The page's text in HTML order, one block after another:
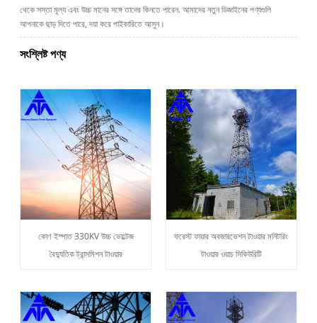
থেকে সস্তা মূল্য এবং উচ্চ মানের সঙ্গে তাদের কিনতে পারেন. আমাদের নতুন ডিজাইনের পণ্যগুলি
আপনাকে ছাড় দিতে পারে, দয়া করে পাইকারিতে আসুন।
সংশ্লিষ্ট পণ্য
কোণ ইস্পাত 330KV উচ্চ ভোল্টেজ
বৈদ্যুতিক ট্রান্সমিশন টাওয়ার
ফরেস্ট ফায়ার অবজারভেশন টাওয়ার মনিটরিং
টাওয়ার ওয়াচ সিকিউরিটি